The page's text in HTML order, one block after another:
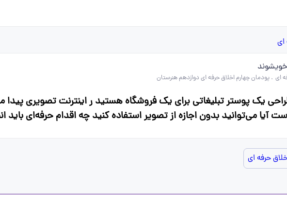
ای
ای . پودمان چهارم اخلاق حرفه ای دوازدهم هنرستان
یک پوستر تبلیغاتی برای یک فروشگاه هستید ر اینترنت تصویری
آیا می‌توانید بدون اجازه از تصویر استفاده کنید چه اقدام حرفه‌ای باید
حرفه ای